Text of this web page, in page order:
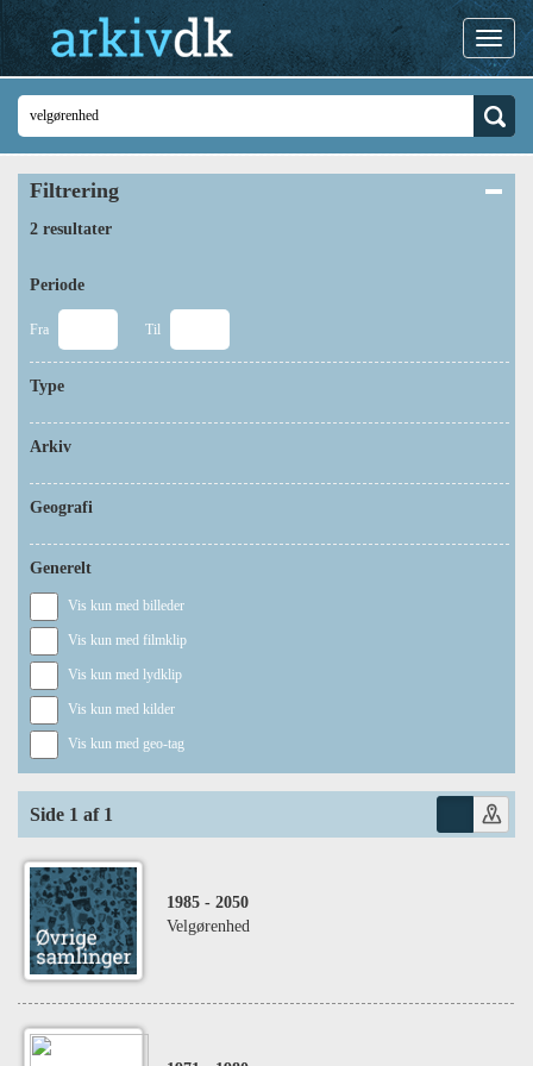
Filtrering
2 resultater
Periode
Fra Til
Type
Arkiv
Geografi
Generelt
Vis kun med billeder
Vis kun med filmklip
Vis kun med lydklip
Vis kun med kilder
Vis kun med geo-tag
Side 1 af 1
1985 - 2050
Velgørenhed